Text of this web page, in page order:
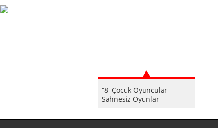
“8. Çocuk Oyuncular
Sahnesiz Oyunlar